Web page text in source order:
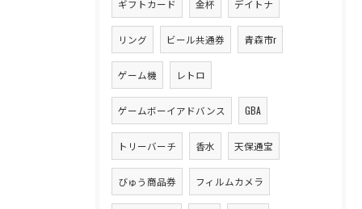
ギフトカード 金杯 デイトナ
リング ビール共通券 青森市r
ゲーム機 レトロ
ゲームボーイアドバンス GBA
トリーバーチ 香水 天保通宝
びゅう商品券 フィルムカメラ